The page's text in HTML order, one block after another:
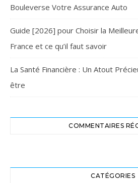
Bouleverse Votre Assurance Auto
Guide [2026] pour Choisir la
France et ce qu’il faut savoir
La Santé Financière : Un Atout
être
COMMENTAIRES
CATÉGORIES